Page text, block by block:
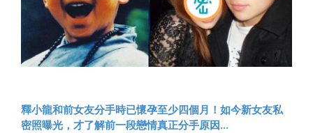
釋小龍和前女友分手時已懷孕至少四個月！如今新女友私
密照曝光，才了解前一段戀情真正分手原因...